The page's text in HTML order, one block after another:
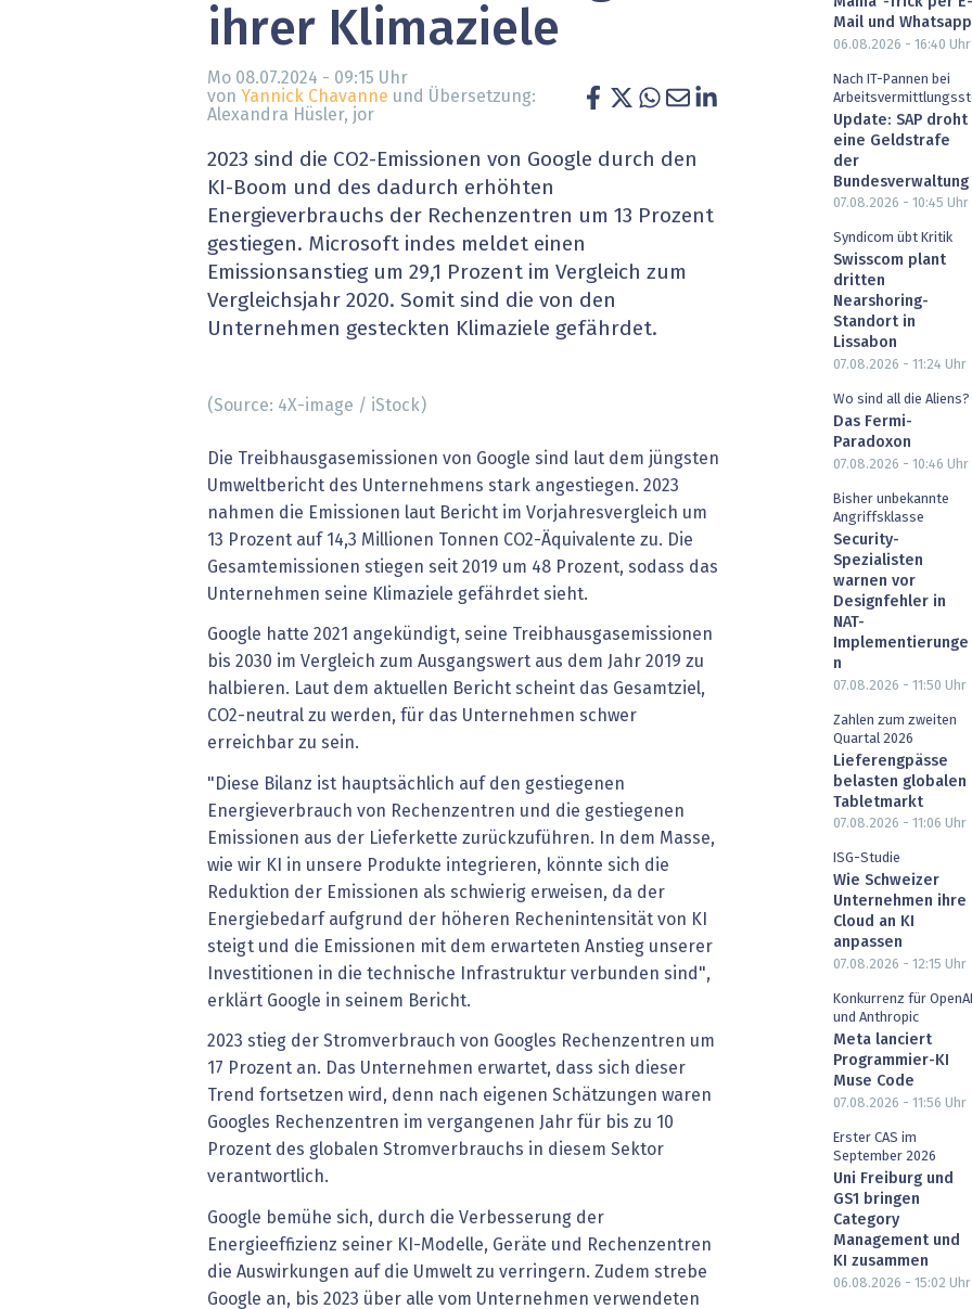
» alle News Gesundheit wird digital
XaaS, Managed Services & Co.
Digital Banking
» alle Dossiers
Artificial Intelligence
Fintech & Insurtech
Professional AV & Digital Signage
» alle Specials
ihrer Klimaziele
Mo 08.07.2024 - 09:15 Uhr
von Yannick Chavanne und Übersetzung:
Alexandra Hüsler, jor
2023 sind die CO2-Emissionen von Google durch den
KI-Boom und des dadurch erhöhten
Energieverbrauchs der Rechenzentren um 13 Prozent
gestiegen. Microsoft indes meldet einen
Emissionsanstieg um 29,1 Prozent im Vergleich zum
Vergleichsjahr 2020. Somit sind die von den
Unternehmen gesteckten Klimaziele gefährdet.
(Source: 4X-image / iStock)
Die Treibhausgasemissionen von Google sind laut dem jüngsten
Umweltbericht des Unternehmens stark angestiegen. 2023
nahmen die Emissionen laut Bericht im Vorjahresvergleich um
13 Prozent auf 14,3 Millionen Tonnen CO2-Äquivalente zu. Die
Gesamtemissionen stiegen seit 2019 um 48 Prozent, sodass das
Unternehmen seine Klimaziele gefährdet sieht.
Google hatte 2021 angekündigt, seine Treibhausgasemissionen
bis 2030 im Vergleich zum Ausgangswert aus dem Jahr 2019 zu
halbieren. Laut dem aktuellen Bericht scheint das Gesamtziel,
CO2-neutral zu werden, für das Unternehmen schwer
erreichbar zu sein.
"Diese Bilanz ist hauptsächlich auf den gestiegenen
Energieverbrauch von Rechenzentren und die gestiegenen
Emissionen aus der Lieferkette zurückzuführen. In dem Masse,
wie wir KI in unsere Produkte integrieren, könnte sich die
Reduktion der Emissionen als schwierig erweisen, da der
Energiebedarf aufgrund der höheren Rechenintensität von KI
steigt und die Emissionen mit dem erwarteten Anstieg unserer
Investitionen in die technische Infrastruktur verbunden sind",
erklärt Google in seinem Bericht.
2023 stieg der Stromverbrauch von Googles Rechenzentren um
17 Prozent an. Das Unternehmen erwartet, dass sich dieser
Trend fortsetzen wird, denn nach eigenen Schätzungen waren
Googles Rechenzentren im vergangenen Jahr für bis zu 10
Prozent des globalen Stromverbrauchs in diesem Sektor
verantwortlich.
Google bemühe sich, durch die Verbesserung der
Energieeffizienz seiner KI-Modelle, Geräte und Rechenzentren
die Auswirkungen auf die Umwelt zu verringern. Zudem strebe
Google an, bis 2023 über alle vom Unternehmen verwendeten
Mail und Whatsapp
06.08.2026 - 16:40 Uhr
Nach IT-Pannen bei
Update: SAP droht
eine Geldstrafe
der
Bundesverwaltung
07.08.2026 - 10:45 Uhr
Syndicom übt Kritik
Swisscom plant
dritten
Nearshoring-
Standort in
Lissabon
07.08.2026 - 11:24 Uhr
Wo sind all die Aliens?
Das Fermi-
Paradoxon
07.08.2026 - 10:46 Uhr
Bisher unbekannte
Angriffsklasse
Security-
Spezialisten
warnen vor
Designfehler in
NAT-
Implementierunge
n
07.08.2026 - 11:50 Uhr
Zahlen zum zweiten
Quartal 2026
Lieferengpässe
belasten globalen
Tabletmarkt
07.08.2026 - 11:06 Uhr
ISG-Studie
Wie Schweizer
Unternehmen ihre
Cloud an KI
anpassen
07.08.2026 - 12:15 Uhr
Konkurrenz für OpenAI
und Anthropic
Meta lanciert
Programmier-KI
Muse Code
07.08.2026 - 11:56 Uhr
Erster CAS im
September 2026
Uni Freiburg und
GS1 bringen
Category
Management und
KI zusammen
06.08.2026 - 15:02 Uhr